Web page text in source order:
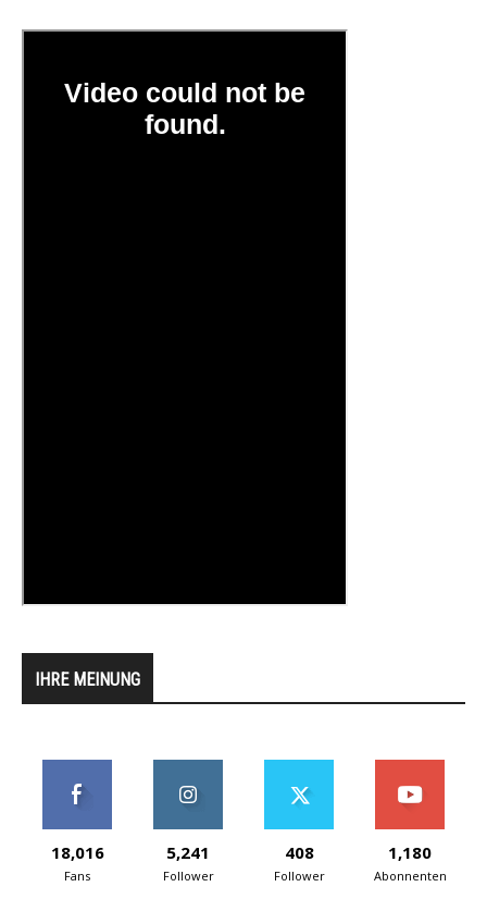
IHRE MEINUNG
18,016
Fans
5,241
Follower
408
Follower
1,180
Abonnenten